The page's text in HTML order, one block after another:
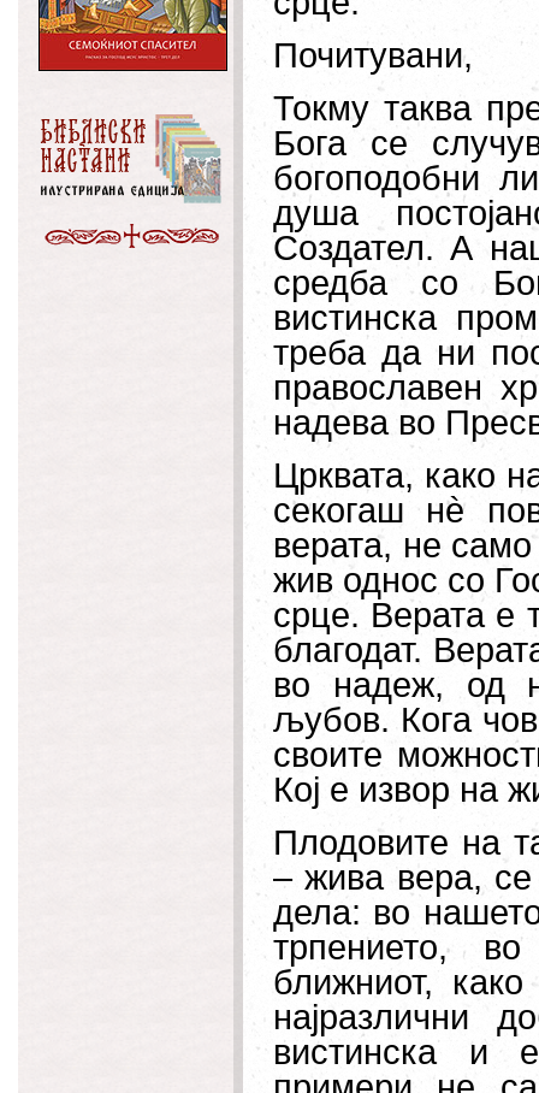
Почитувани,
Токму таква
Бога се
богоподобни
душа
Создател. А
средба со
вистинска
треба да ни
православен
надева во
Црквата, како
секогаш нè
верата, не
жив однос со
срце. Верата е
благодат.
во надеж, од
љубов. Кога
своите
Кој е извор на
Плодовите на
– жива вера,
дела: во
трпението,
ближниот,
најразлични
вистинска и